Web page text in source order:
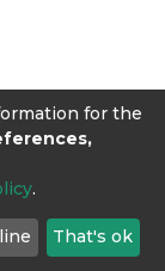
for the
.
That's ok